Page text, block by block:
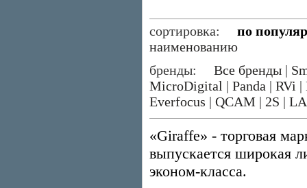
сортировка: по
наименованию
бренды: Все бренды |
MicroDigital | Panda | RVi |
Everfocus | QCAM | 2S |
«Giraffe» - торговая
выпускается широкая
эконом-класса.